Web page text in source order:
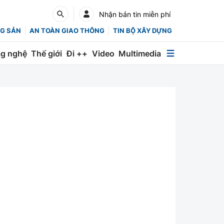
Nhận bản tin miễn phí
SẢN AN TOÀN GIAO THÔNG TIN BỘ XÂY DỰNG
nghệ Thế giới Đi ++ Video Multimedia